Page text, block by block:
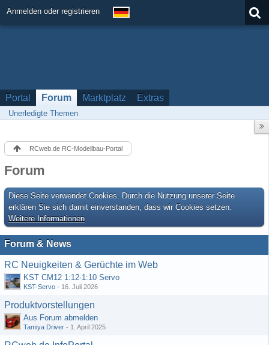
Anmelden oder registrieren
Portal Forum Marktplatz Extras
Unerledigte Themen
RCweb.de RC-Modellbau-Portal
Forum
Diese Seite verwendet Cookies. Durch die Nutzung unserer Seite
erklären Sie sich damit einverstanden, dass wir Cookies setzen.
Weitere Informationen
Forum & News
RC Neuigkeiten & Gerüchte im Web
KST CM12 1:12-1:10 Servo
KST-Servo - 16. Juli 2026
Produktvorstellungen
Aus Forum abmelden
Tamiya Driver - 1. April 2025